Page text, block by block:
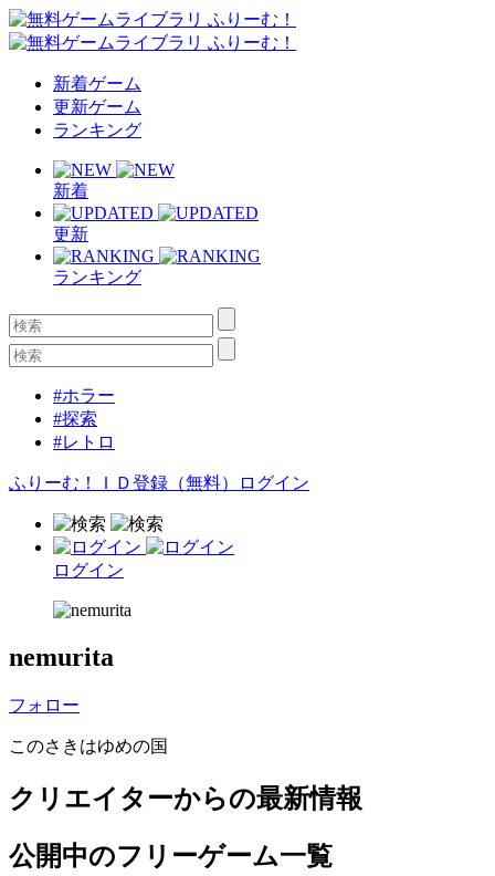
新着ゲーム
更新ゲーム
ランキング
新着
更新
ランキング
#ホラー
#探索
#レトロ
ふりーむ！ＩＤ登録（無料） ログイン
ログイン
nemurita
フォロー
このさきはゆめの国
クリエイターからの最新情報
公開中のフリーゲーム一覧